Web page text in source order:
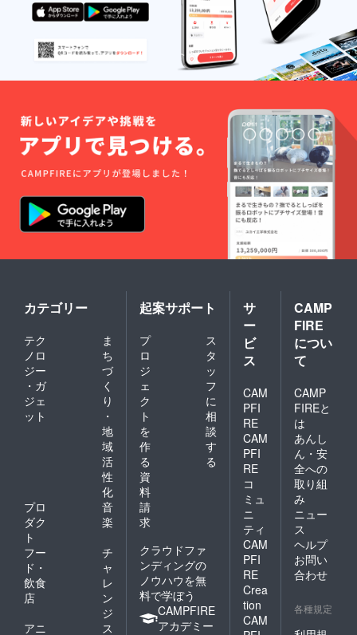
カテゴリー
テク
ノロ
ジー
・ガ
ジェ
ット
ま
ち
づ
く
り
・
地
域
活
性
化
プロ
ダク
ト
音
楽
フー
ド・
飲食
店
チ
ャ
レ
ン
ジ
アニ
ス
起案サポート
プ
ロ
ジ
ェ
ク
ト
を
作
る
ス
タ
ッ
フ
に
相
談
す
る
資
料
請
求
クラウドファ
ンディングの
ノウハウを無
料で学ぼう
CAMPFIRE
アカデミー
サ
ー
ビ
ス
CAM
PFI
RE
CAM
PFI
RE
コ
ミュ
ニ
ティ
CAM
PFI
RE
Crea
tion
CAM
CAMP
FIRE
につい
て
CAMP
FIREと
は
あんし
ん・安
全への
取り組
み
ニュー
ス
ヘルプ
お問い
合わせ
各種規定